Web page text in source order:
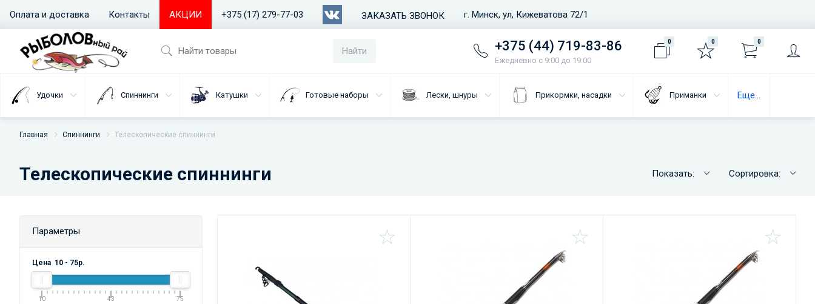
Оплата и доставка Контакты АКЦИИ +375 (17) 279-77-03 ЗАКАЗАТЬ ЗВОНОК г. Минск, ул, Кижеватова 72/1
Найти +375 (44) 719-83-86
Ежедневно с 9:00 до 19:00
0 0 0
Удочки Спиннинги Катушки Готовые наборы Лески, шнуры Прикормки, насадки Приманки Еще...
Главная Спиннинги Телескопические спиннинги
Телескопические спиннинги Показать: Сортировка:
Параметры
Цена 10 - 75р.
10 43 75